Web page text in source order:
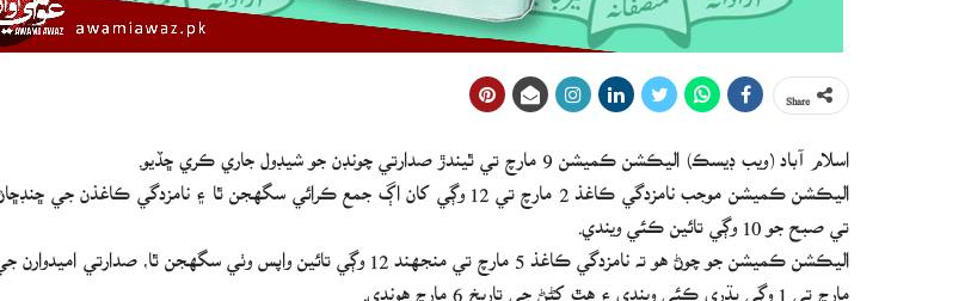
اسلام آباد (ويب ڊيسڪ) اليڪشن ڪميشن 9 مارچ تي ٿيندڙ صدارتي چونڊن جو شيڊول جاري ڪري ڇڏيو.
مارچ تي 1 وڳي پڌري ڪئي ويندي ۽ هٿ کڻڻ جي تاريخ 6 مارچ هوندي.